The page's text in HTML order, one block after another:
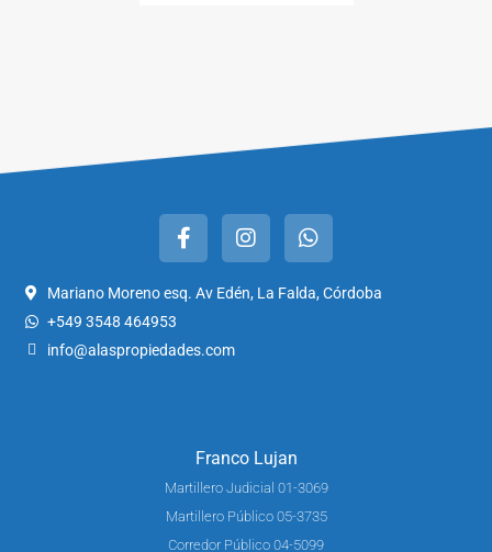
Franco Lujan
Martillero Judicial 01-3069
Martillero Público 05-3735
Corredor Público 04-5099
Mariano Moreno esq. Av Edén, La Falda, Córdoba
+549 3548 464953
info@alaspropiedades.com